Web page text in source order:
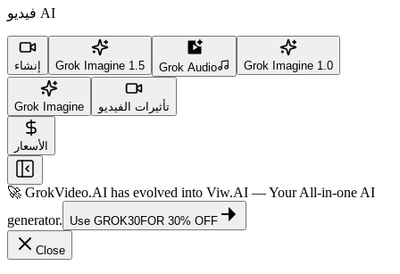
فيديو AI
إنشاء Grok Imagine 1.5 Grok Audio Grok Imagine 1.0
Grok Imagine تأثيرات الفيديو
الأسعار
🚀 GrokVideo.AI has evolved into Viw.AI — Your All-in-one AI
generator.
Use GROK30FOR 30% OFF
Close